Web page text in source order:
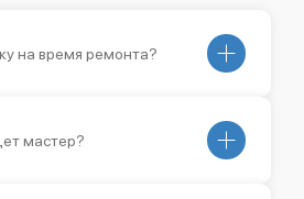
на время ремонта?
мастер?